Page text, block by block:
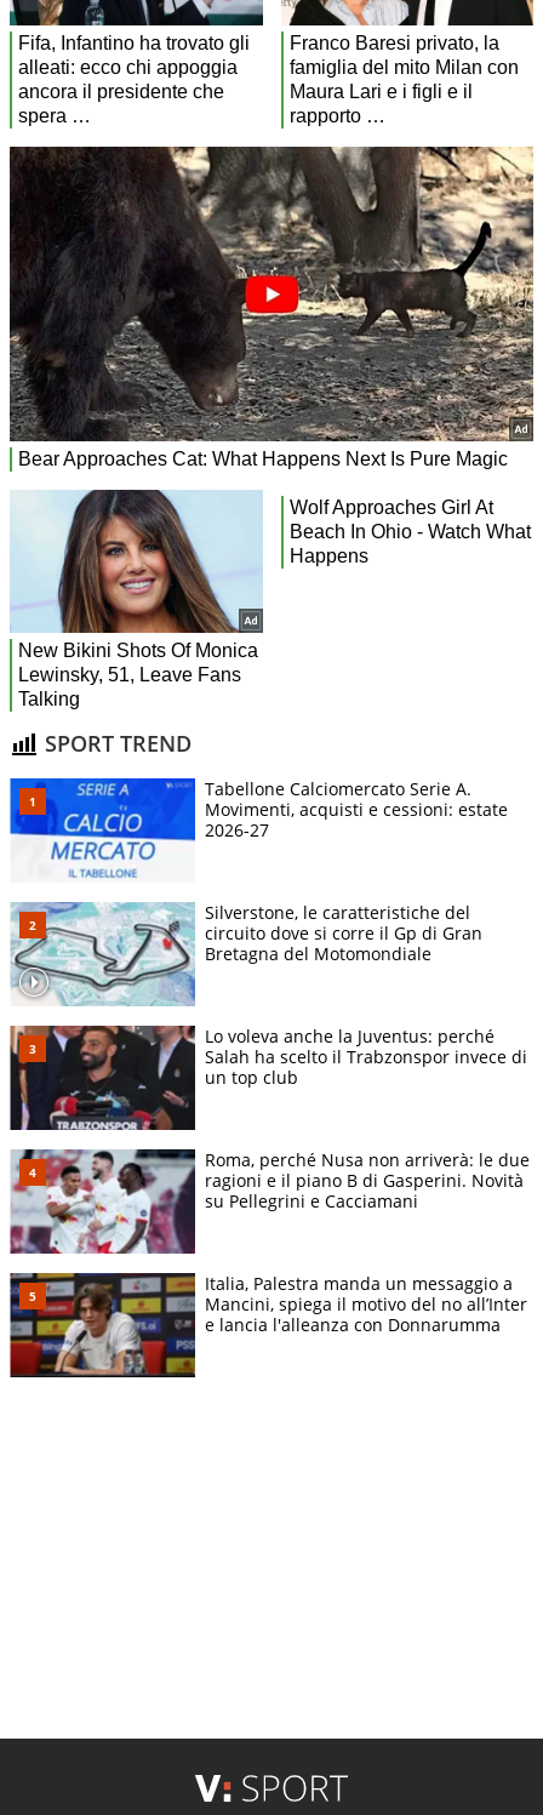
SPORT TREND
Tabellone Calciomercato Serie A.
Movimenti, acquisti e cessioni: estate
2026-27
Silverstone, le caratteristiche del
circuito dove si corre il Gp di Gran
Bretagna del Motomondiale
Lo voleva anche la Juventus: perché
Salah ha scelto il Trabzonspor invece di
un top club
Roma, perché Nusa non arriverà: le due
ragioni e il piano B di Gasperini. Novità
su Pellegrini e Cacciamani
Italia, Palestra manda un messaggio a
Mancini, spiega il motivo del no all’Inter
e lancia l'alleanza con Donnarumma